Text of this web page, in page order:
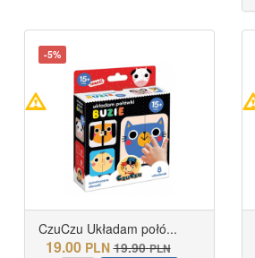
-5%
CzuCzu Układam połó...
19.00 PLN 19.90 PLN